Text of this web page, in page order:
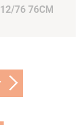
76 76CM